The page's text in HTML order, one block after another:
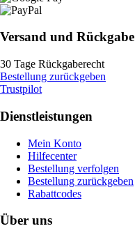
Versand und Rückgabe
30 Tage Rückgaberecht
Bestellung zurückgeben
Trustpilot
Dienstleistungen
Mein Konto
Hilfecenter
Bestellung verfolgen
Bestellung zurückgeben
Rabattcodes
Über uns